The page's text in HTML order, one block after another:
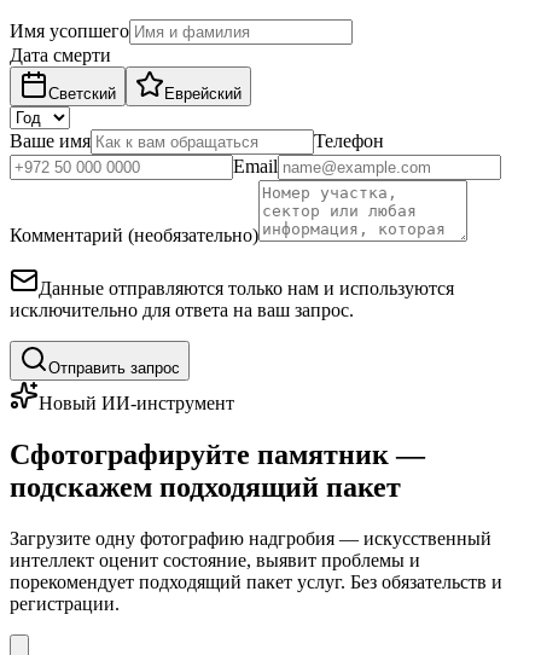
Имя усопшего
Дата смерти
Светский Еврейский
Ваше имя
Телефон
Email
Комментарий (необязательно)
Данные отправляются только нам и используются
исключительно для ответа на ваш запрос.
Отправить запрос
Новый ИИ-инструмент
Сфотографируйте памятник —
подскажем подходящий пакет
Загрузите одну фотографию надгробия — искусственный
интеллект оценит состояние, выявит проблемы и
порекомендует подходящий пакет услуг. Без обязательств и
регистрации.